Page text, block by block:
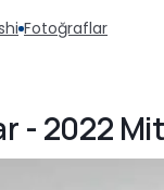
Fotoğraflar
- 2022